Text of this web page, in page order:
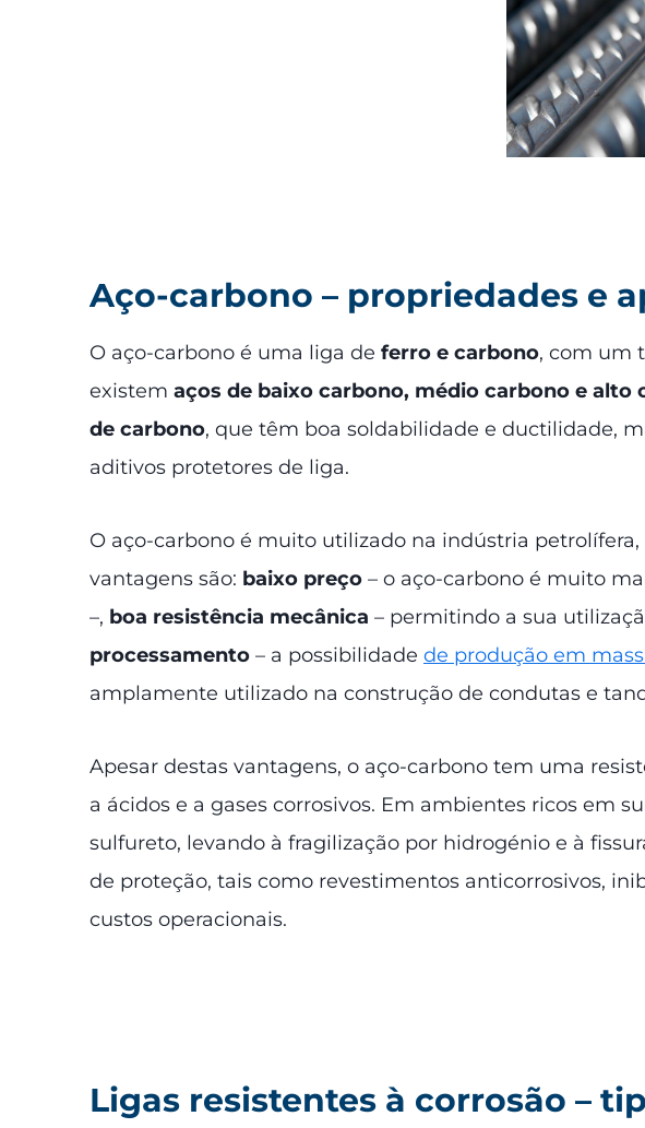
Aço-carbono – propriedades e
O aço-carbono é uma liga de ferro e carbono, com um
existem aços de baixo carbono, médio carbono e alto
de carbono, que têm boa soldabilidade e ductilidade,
aditivos protetores de liga.
O aço-carbono é muito utilizado na indústria
vantagens são: baixo preço – o aço-carbono é muito
–, boa resistência mecânica – permitindo a sua
processamento – a possibilidade de produção em
amplamente utilizado na construção de condutas e
Apesar destas vantagens, o aço-carbono tem uma
a ácidos e a gases corrosivos. Em ambientes ricos em
sulfureto, levando à fragilização por hidrogénio e à
de proteção, tais como revestimentos anticorrosivos,
custos operacionais.
Ligas resistentes à corrosão –